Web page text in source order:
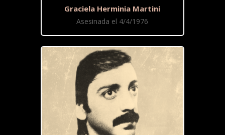
Graciela Herminia Martini
Asesinada el 4/4/1976